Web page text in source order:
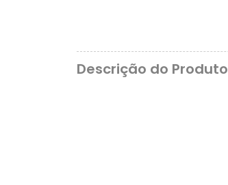
Descrição do Produto